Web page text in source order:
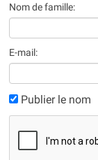
Nom de famille:
E-mail:
Publier le nom